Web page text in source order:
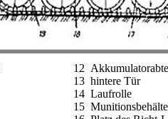
12
13 hintere Tür
14 Laufrolle
15